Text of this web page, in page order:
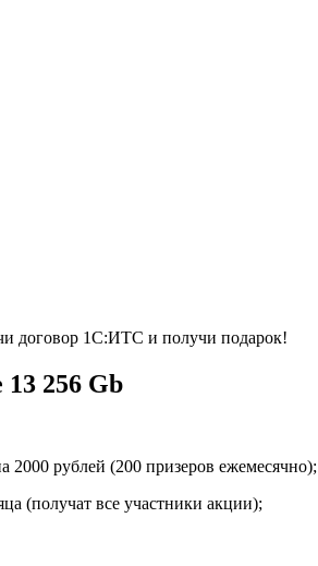
договор 1С:ИТС и получи подарок!
256 Gb
2000 рублей (200 призеров ежемесячно);
(получат все участники акции);